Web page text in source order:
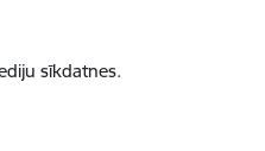
sīkdatnes.